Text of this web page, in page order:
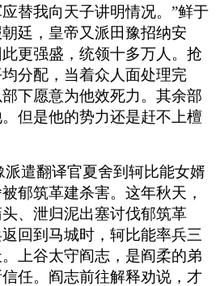
替我向天子讲明情况。”鲜于
廷，皇帝又派田豫招纳安
更强盛，统领十多万人。抢
分配，当着众人面处理完
下愿意为他效死力。其余部
但是他的势力还是赶不上檀
派遣翻译官夏舍到轲比能女婿
郁筑革建杀害。这年秋天，
、泄归泥出塞讨伐郁筑革
回到马城时，轲比能率兵三
上谷太守阎志，是阎柔的弟
任。阎志前往解释劝说，才